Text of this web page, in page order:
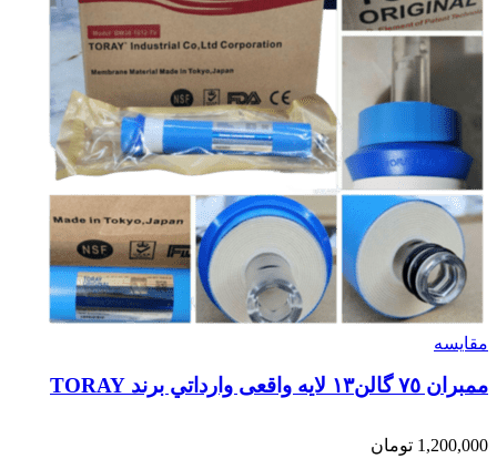
مقایسه
ممبران ٧٥ گالن١٣ لايه واقعی وارداتي برند TORAY
1,200,000 تومان